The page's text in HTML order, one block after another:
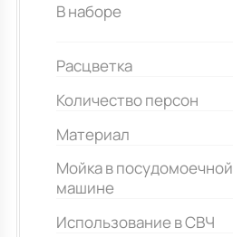
В наборе
Расцветка
Количество персон
Материал
Мойка в посудомоечной
машине
Использование в СВЧ